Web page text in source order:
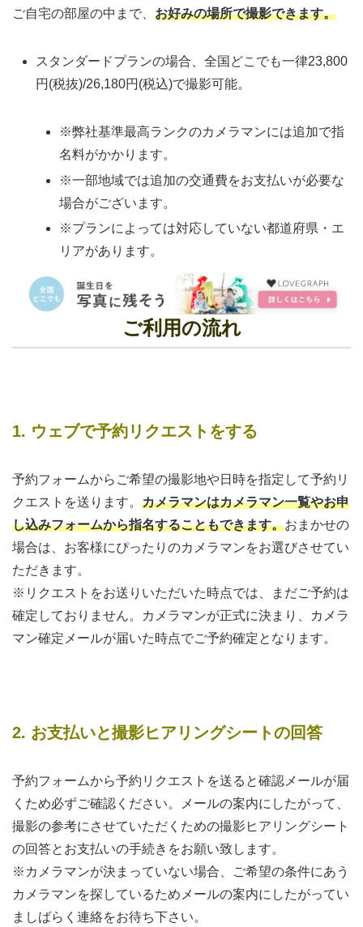
ご自宅の部屋の中まで、 お好みの場所で撮影できます。
スタンダードプランの場合、全国どこでも一律23,800
円(税抜)/26,180円(税込)で撮影可能。
※弊社基準最高ランクのカメラマンには追加で指
名料がかかります。
※一部地域では追加の交通費をお支払いが必要な
場合がございます。
※プランによっては対応していない都道府県・エ
リアがあります。
ご利用の流れ
1. ウェブで予約リクエストをする
予約フォームからご希望の撮影地や日時を指定して予約リ
クエストを送ります。 カメラマンはカメラマン一覧やお申
し込みフォームから指名することもできます。おまかせの
場合は、お客様にぴったりのカメラマンをお選びさせてい
ただきます。
※リクエストをお送りいただいた時点では、まだご予約は
確定しておりません。カメラマンが正式に決まり、カメラ
マン確定メールが届いた時点でご予約確定となります。
2. お支払いと撮影ヒアリングシートの回答
予約フォームから予約リクエストを送ると確認メールが届
くため必ずご確認ください。メールの案内にしたがって、
撮影の参考にさせていただくための撮影ヒアリングシート
の回答とお支払いの手続きをお願い致します。
※カメラマンが決まっていない場合、ご希望の条件にあう
カメラマンを探しているためメールの案内にしたがってい
ましばらく連絡をお待ち下さい。